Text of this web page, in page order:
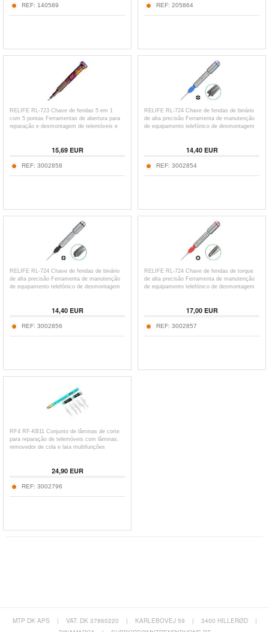
REF: 140589 REF: 205864
RELIFE RL-723 Chave de fendas 5 em 1
com 5 pontas Ferramentas de abertura para
reparação e desmontagem de telemóveis e
15,69EUR
REF: 3002858
RELIFE RL-724 Chave de fendas de binário
de alta precisão Ferramenta de manutenção
de equipamento telefónico de desmontagem
14,40EUR
REF: 3002854
RELIFE RL-724 Chave de fendas de binário
de alta precisão Ferramenta de manutenção
de equipamento telefónico de desmontagem
14,40EUR
REF: 3002856
RELIFE RL-724 Chave de fendas de torque
de alta precisão Ferramenta de manutenção
de equipamento telefónico de desmontagem
17,00EUR
REF: 3002857
RF4 RF-KB11 Conjunto de lâminas de corte
para reparação de telemóveis com lâminas,
removedor de cola e lata multifunções
24,90EUR
REF: 3002796
MTP DK APS | VAT: DK 37860220 | KARLEBOVEJ 59 | 3400 HILLERØD
|